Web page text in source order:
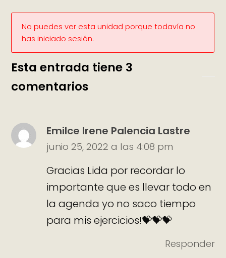
No puedes ver esta unidad porque todavía no
has iniciado sesión.
Esta entrada tiene 3
comentarios
Emilce Irene Palencia Lastre
junio 25, 2022 a las 4:08 pm
Gracias Lida por recordar lo
importante que es llevar todo en
la agenda yo no saco tiempo
para mis ejercicios!💝💝💝
Responder